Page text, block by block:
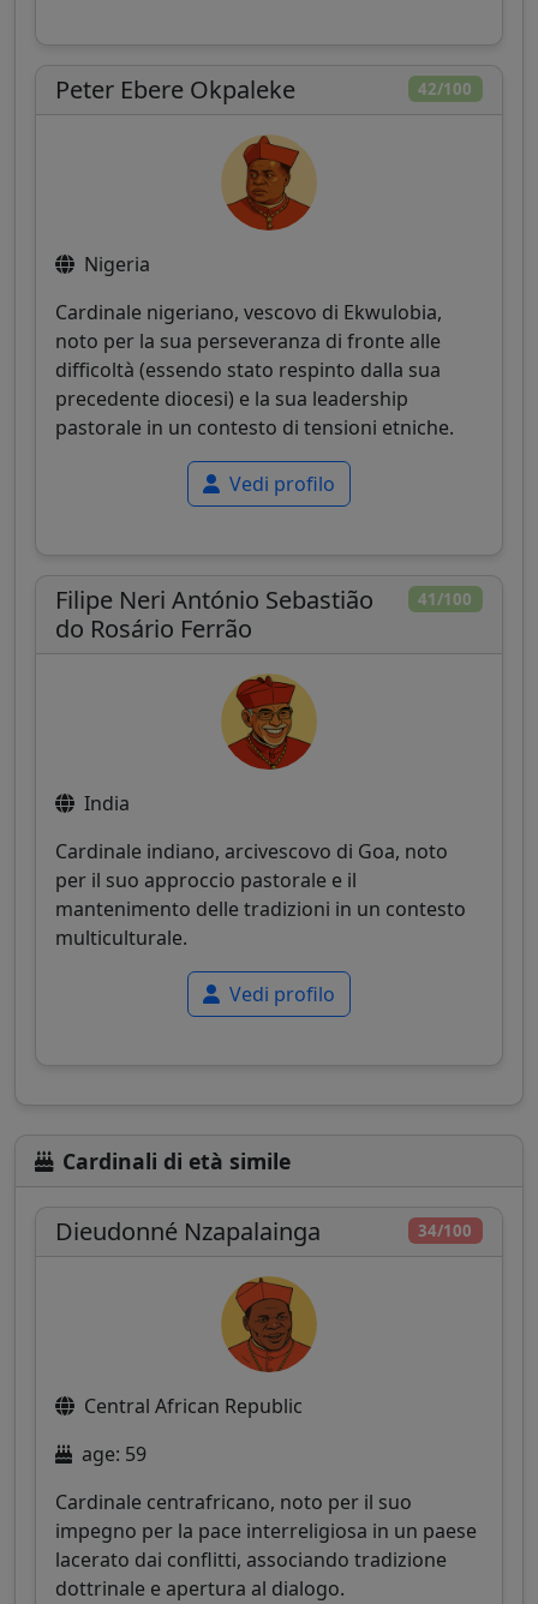
42/100
Peter Ebere Okpaleke
Nigeria
Cardinale nigeriano, vescovo di Ekwulobia,
noto per la sua perseveranza di fronte alle
difficoltà (essendo stato respinto dalla sua
precedente diocesi) e la sua leadership
pastorale in un contesto di tensioni etniche.
Vedi profilo
41/100
Filipe Neri António Sebastião
do Rosário Ferrão
India
Cardinale indiano, arcivescovo di Goa, noto
per il suo approccio pastorale e il
mantenimento delle tradizioni in un contesto
multiculturale.
Vedi profilo
Cardinali di età simile
34/100
Dieudonné Nzapalainga
Central African Republic
age: 59
Cardinale centrafricano, noto per il suo
impegno per la pace interreligiosa in un paese
lacerato dai conflitti, associando tradizione
dottrinale e apertura al dialogo.